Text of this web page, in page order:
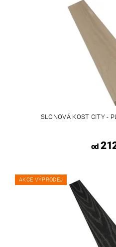
SLONOVÁ KOST CITY -
od
AKCE VÝPRODEJ